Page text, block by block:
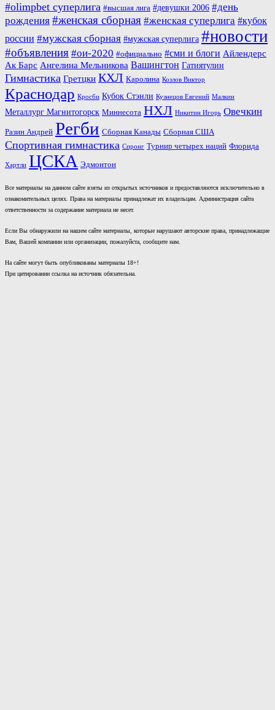
#olimpbet суперлига #высшая лига #девушки 2006 #день
рождения #женская сборная #женская суперлига #кубок
россии #мужская сборная #мужская суперлига #новости
#объявления #ои-2020 #официально #сми и блоги Айлендерс
Ак Барс Ангелина Мельникова Вашингтон Гатиятулин
Гимнастика Гретцки КХЛ Каролина Козлов Виктор
Краснодар Кросби Кубок Стэнли Кузнецов Евгений Малкин
Металлург Магнитогорск Миннесота НХЛ Никитин Игорь Овечкин
Разин Андрей Регби Сборная Канады Сборная США
Спортивная гимнастика Спронг Турнир четырех наций Флорида
Хартли ЦСКА Эдмонтон
Все материалы на данном сайте взяты из открытых источников и предоставляются исключительно в
ознакомительных целях. Права на материалы принадлежат их владельцам. Администрация сайта
ответственности за содержание материала не несет.
Если Вы обнаружили на нашем сайте материалы, которые нарушают авторские права, принадлежащие
Вам, Вашей компании или организации, пожалуйста, сообщите нам.
На сайте могут быть опубликованы материалы 18+!
При цитировании ссылка на источник обязательна.